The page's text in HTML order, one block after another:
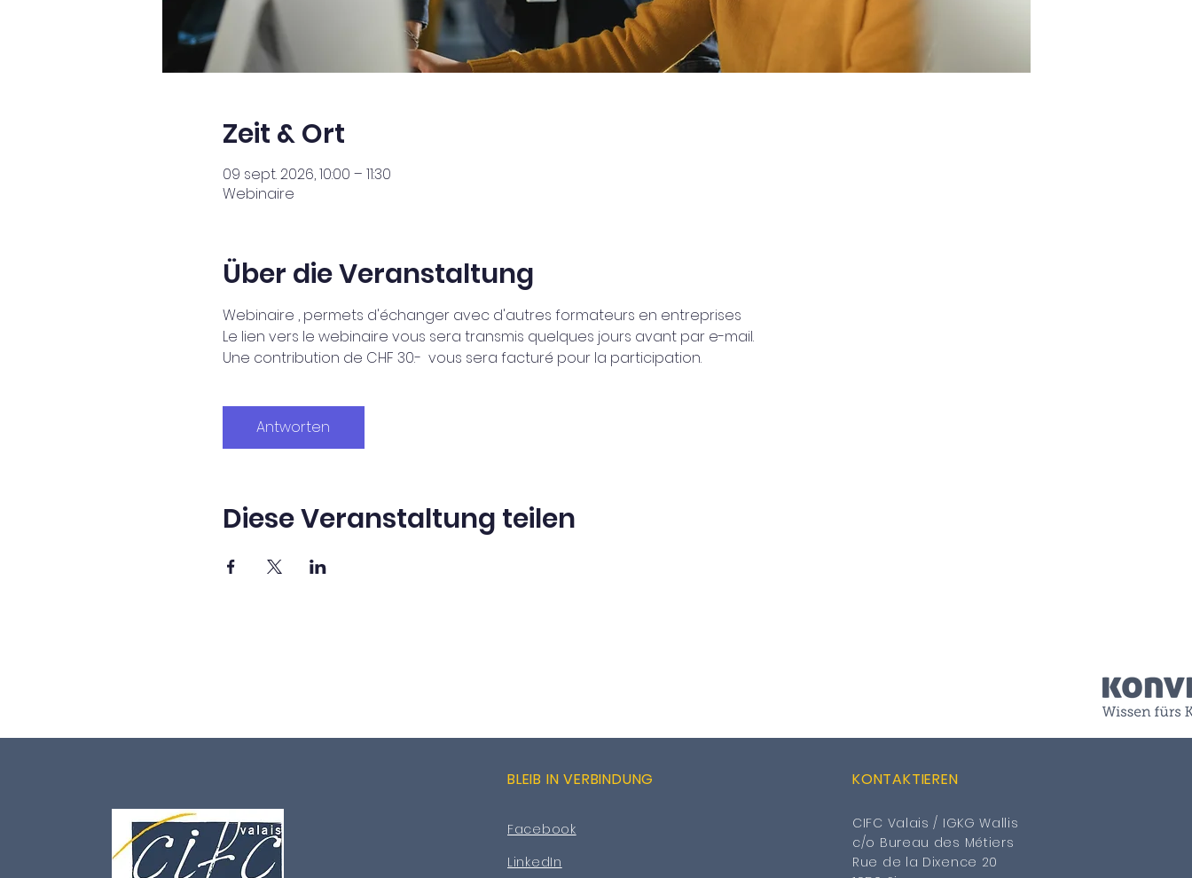
Zeit & Ort
09 sept. 2026, 10:00 – 11:30
Webinaire
Über die Veranstaltung
Webinaire , permets d'échanger avec d'autres formateurs en entreprises
Le lien vers le webinaire vous sera transmis quelques jours avant par e-mail.
Une contribution de CHF 30.-  vous sera facturé pour la participation.
Antworten
Diese Veranstaltung teilen
BLEIB IN VERBINDUNG
Facebook
LinkedIn
KONTAKTIEREN
CIFC Valais / IGKG Wallis
c/o Bureau des Métiers
Rue de la Dixence 20